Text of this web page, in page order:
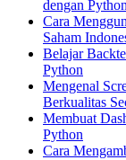
dengan Python
Cara
Saham
Belajar
Python
Mengenal
Berkualitas
Membuat
Python
Cara